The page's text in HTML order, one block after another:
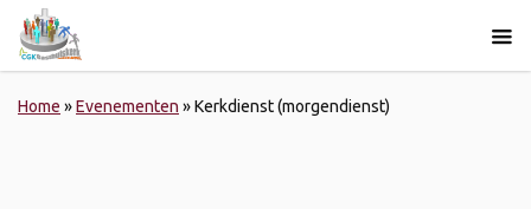
Home »Evenementen »Kerkdienst (morgendienst)